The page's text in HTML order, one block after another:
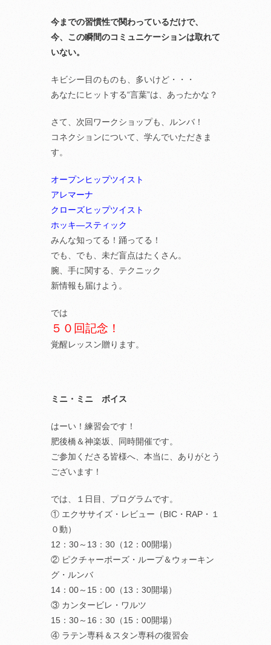
今までの習慣性で関わっているだけで、
今、この瞬間のコミュニケーションは取れて
いない。
キビシー目のものも、多いけど・・・
あなたにヒットする“言葉”は、あったかな？
さて、次回ワークショップも、ルンバ！
コネクションについて、学んでいただきま
す。
オープンヒップツイスト
アレマーナ
クローズヒップツイスト
ホッキ―スティック
みんな知ってる！踊ってる！
でも、でも、未だ盲点はたくさん。
腕、手に関する、テクニック
新情報も届けよう。
では
５０回記念！
覚醒レッスン贈ります。
ミニ・ミニ ボイス
はーい！練習会です！
肥後橋＆神楽坂、同時開催です。
ご参加くださる皆様へ、本当に、ありがとう
ございます！
では、１日目、プログラムです。
① エクササイズ・レビュー（BIC・RAP・１
０動）
12：30～13：30（12：00開場）
② ピクチャーポーズ・ループ＆ウォーキン
グ・ルンバ
14：00～15：00（13：30開場）
③ カンタービレ・ワルツ
15：30～16：30（15：00開場）
④ ラテン専科＆スタン専科の復習会